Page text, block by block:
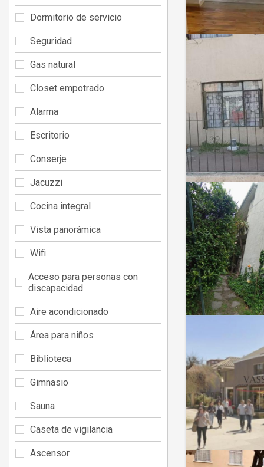
Dormitorio de servicio
Seguridad
Gas natural
Closet empotrado
Alarma
Escritorio
Conserje
Jacuzzi
Cocina integral
Vista panorámica
Wifi
Acceso para personas con
discapacidad
Aire acondicionado
Área para niños
Biblioteca
Gimnasio
Sauna
Caseta de vigilancia
Ascensor